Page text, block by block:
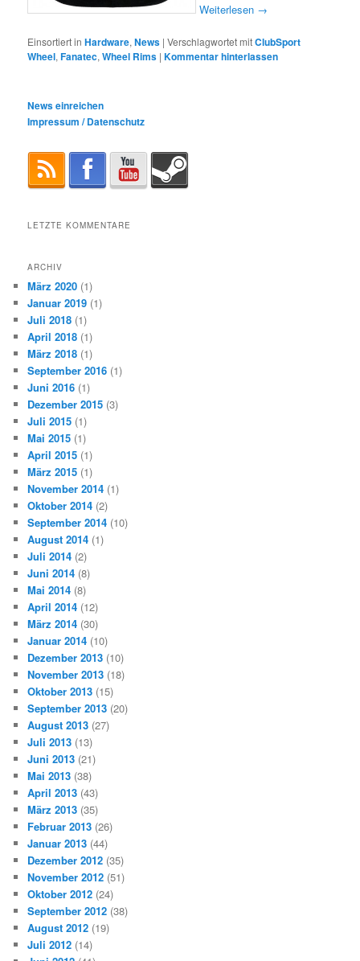
Weiterlesen →
Einsortiert in Hardware,News |Verschlagwortet mitClubSport
Wheel,Fanatec,Wheel Rims |Kommentar hinterlassen
News einreichen
Impressum / Datenschutz
LETZTE KOMMENTARE
ARCHIV
März 2020 (1)
Januar 2019 (1)
Juli 2018 (1)
April 2018 (1)
März 2018 (1)
September 2016 (1)
Juni 2016 (1)
Dezember 2015 (3)
Juli 2015 (1)
Mai 2015 (1)
April 2015 (1)
März 2015 (1)
November 2014 (1)
Oktober 2014 (2)
September 2014 (10)
August 2014 (1)
Juli 2014 (2)
Juni 2014 (8)
Mai 2014 (8)
April 2014 (12)
März 2014 (30)
Januar 2014 (10)
Dezember 2013 (10)
November 2013 (18)
Oktober 2013 (15)
September 2013 (20)
August 2013 (27)
Juli 2013 (13)
Juni 2013 (21)
Mai 2013 (38)
April 2013 (43)
März 2013 (35)
Februar 2013 (26)
Januar 2013 (44)
Dezember 2012 (35)
November 2012 (51)
Oktober 2012 (24)
September 2012 (38)
August 2012 (19)
Juli 2012 (14)